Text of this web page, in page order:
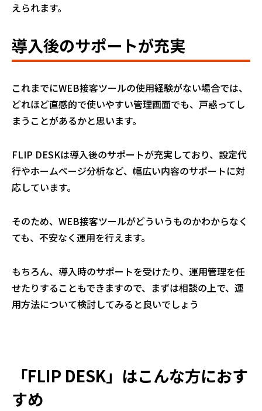
えられます。
導入後のサポートが充実
これまでにWEB接客ツールの使用経験がない場合では、
どれほど直感的で使いやすい管理画面でも、戸惑ってし
まうことがあるかと思います。
FLIP DESKは導入後のサポートが充実しており、設定代
行やホームページ分析など、幅広い内容のサポートに対
応しています。
そのため、WEB接客ツールがどういうものかわからなく
ても、不安なく運用を行えます。
もちろん、導入時のサポートを受けたり、運用管理を任
せたりすることもできますので、まずは相談の上で、運
用方法について検討してみると良いでしょう
「FLIP DESK」はこんな方におす
すめ